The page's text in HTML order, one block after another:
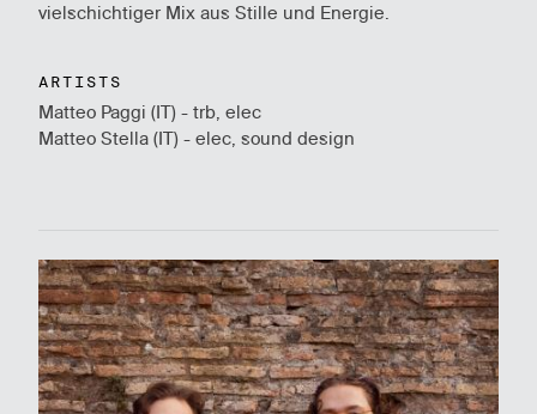
vielschichtiger Mix aus Stille und Energie.
ARTISTS
Matteo Paggi (IT) - trb, elec
Matteo Stella (IT) - elec, sound design